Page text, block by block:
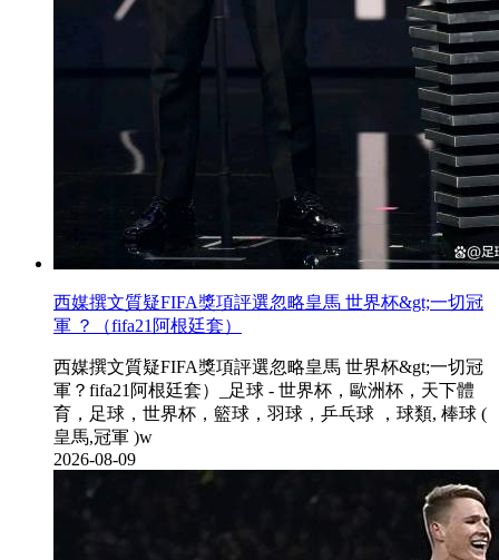
西媒撰文質疑FIFA獎項評選忽略皇馬 世界杯&gt;一切冠
軍  ？（fifa21阿根廷套）
西媒撰文質疑FIFA獎項評選忽略皇馬 世界杯&gt;一切冠
軍？fifa21阿根廷套）_足球 - 世界杯 ，歐洲杯，天下體
育，足球，世界杯，籃球，羽球，乒乓球 ，球類, 棒球 (
皇馬,冠軍 )w
2026-08-09